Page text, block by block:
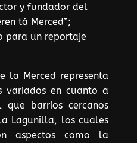
y fundador del
tá Merced”;
para un reportaje
la Merced representa
variados en cuanto a
barrios cercanos
Lagunilla, los cuales
aspectos como la